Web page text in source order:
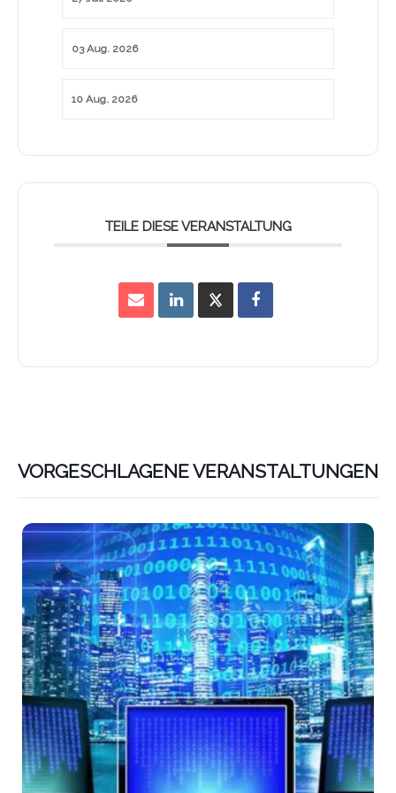
03 Aug. 2026
10 Aug. 2026
TEILE DIESE VERANSTALTUNG
VORGESCHLAGENE VERANSTALTUNGEN